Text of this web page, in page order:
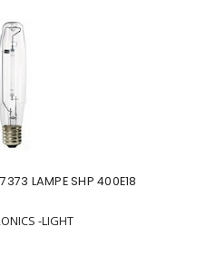
LAMPE SHP 400E18
-LIGHT